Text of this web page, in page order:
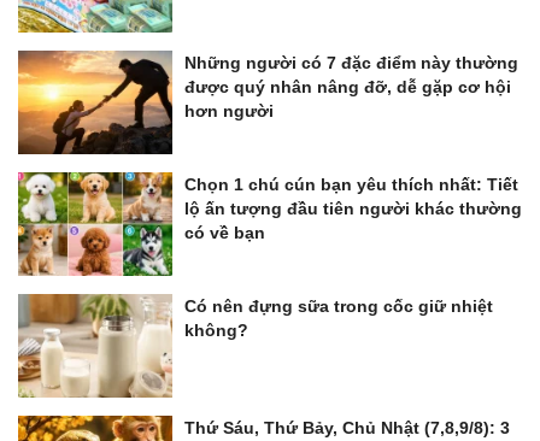
Những người có 7 đặc điểm này thường
được quý nhân nâng đỡ, dễ gặp cơ hội
hơn người
Chọn 1 chú cún bạn yêu thích nhất: Tiết
lộ ấn tượng đầu tiên người khác thường
có về bạn
Có nên đựng sữa trong cốc giữ nhiệt
không?
Thứ Sáu, Thứ Bảy, Chủ Nhật (7,8,9/8): 3